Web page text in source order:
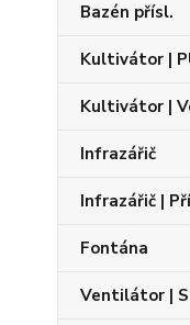
Bazén přísl.
Kultivátor |
Kultivátor |
Infrazářič
Infrazářič |
Fontána
Ventilátor |